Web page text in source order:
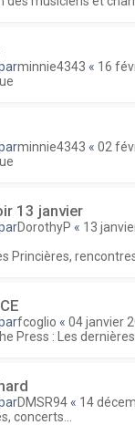
minnie4343 « 16
minnie4343 « 02
13 janvier
DorothyP « 13
Princières,
fcoglio « 04 janvier
Press : Les
DMSR94 « 14
concerts...